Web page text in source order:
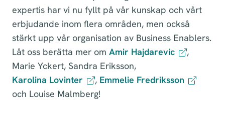
expertis har vi nu fyllt på vår kunskap och vårt
erbjudande inom flera områden, men också
stärkt upp vår organisation av Business Enablers.
Låt oss berätta mer om Amir Hajdarevic
,
Marie Yckert, Sandra Eriksson,
Karolina Lovinter
, Emmelie Fredriksson
och Louise Malmberg!